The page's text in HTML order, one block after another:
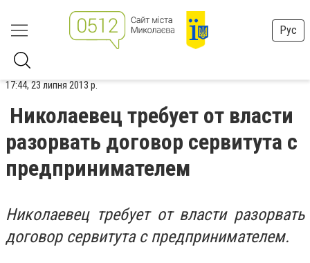
Рус
17:44, 23 липня 2013 р.
Николаевец требует от власти
разорвать договор сервитута с
предпринимателем
Николаевец требует от власти разорвать
договор сервитута с предпринимателем.